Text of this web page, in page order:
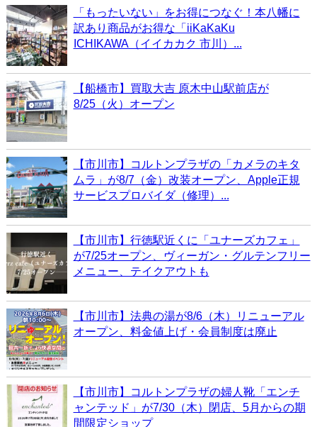
「もったいない」をお得につなぐ！本八幡に
訳あり商品がお得な「iiKaKaKu
ICHIKAWA（イイカカク 市川）...
【船橋市】買取大吉 原木中山駅前店が
8/25（火）オープン
【市川市】コルトンプラザの「カメラのキタ
ムラ」が8/7（金）改装オープン、Apple正規
サービスプロバイダ（修理）...
【市川市】行徳駅近くに「ユナーズカフェ」
が7/25オープン、ヴィーガン・グルテンフリー
メニュー、テイクアウトも
【市川市】法典の湯が8/6（木）リニューアル
オープン、料金値上げ・会員制度は廃止
【市川市】コルトンプラザの婦人靴「エンチ
ャンテッド」が7/30（木）閉店、5月からの期
間限定ショップ